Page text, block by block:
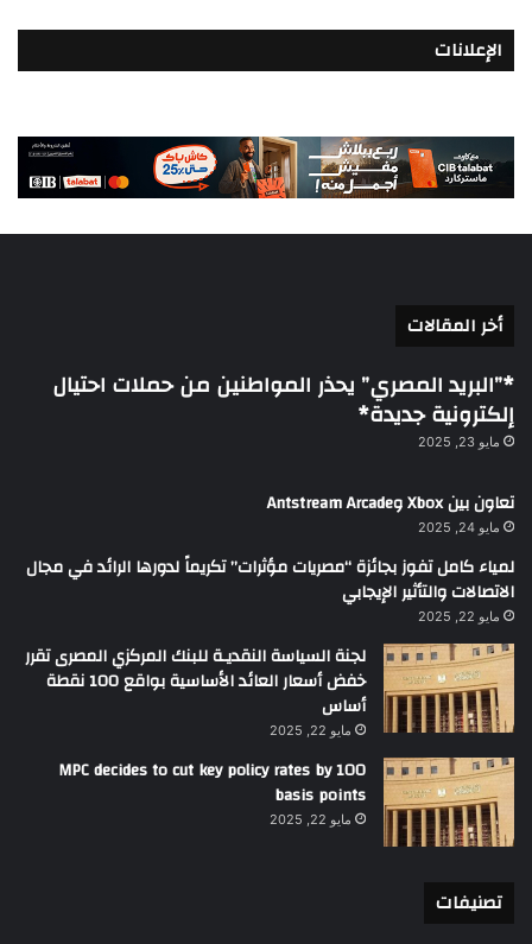
الإعلانات
أخر المقالات
*”البريد المصري” يحذر المواطنين من حملات احتيال
إلكترونية جديدة*
مايو 23, 2025
تعاون بين Xbox وAntstream Arcade
مايو 24, 2025
لمياء كامل تفوز بجائزة “مصريات مؤثرات” تكريماً لدورها الرائد في مجال
الاتصالات والتأثير الإيجابي
مايو 22, 2025
لجنة السياسة النقديـة للبنك المركزي المصرى تقرر
خفض أسعار العائد الأساسية بواقع 100 نقطة
أساس
مايو 22, 2025
MPC decides to cut key policy rates by 100
basis points
مايو 22, 2025
تصنيفات